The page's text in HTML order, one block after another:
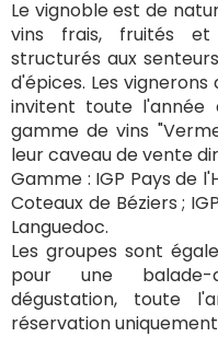
Le vignoble est de
vins frais, fruités
structurés aux
d'épices. Les vignerons
invitent toute l'année
gamme de vins
leur caveau de vente
Gamme : IGP Pays de
Coteaux de Béziers ;
Languedoc.
Les groupes sont
pour une balade-
dégustation, toute
réservation